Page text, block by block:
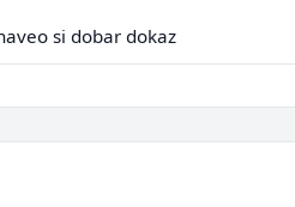
si dobar dokaz